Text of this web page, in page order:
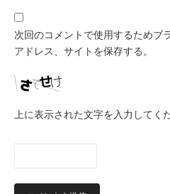
次回のコメントで使用するためブ
アドレス、サイトを保存する。
上に表示された文字を入力してく